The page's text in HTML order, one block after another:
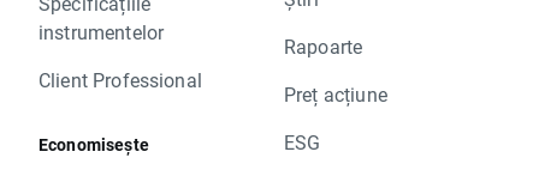
instrumentelor
Client Professional
Economisește
Rapoarte
Preț acțiune
ESG